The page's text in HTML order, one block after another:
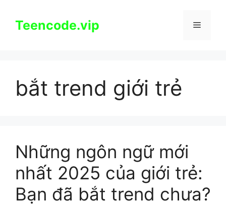
Teencode.vip Menu
bắt trend giới trẻ
Những ngôn ngữ mới
nhất 2025 của giới trẻ:
Bạn đã bắt trend chưa?